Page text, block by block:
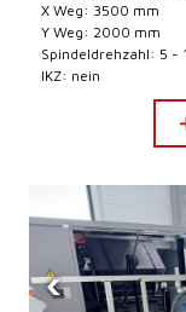
X Weg: 3500 mm
Y Weg: 2000 mm
Spindeldrehzahl: 5 -
IKZ: nein
‹